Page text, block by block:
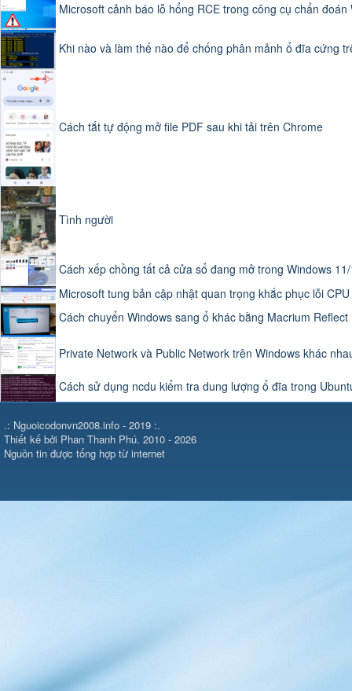
Microsoft cảnh báo lỗ hổng RCE trong công cụ chẩn đoán
Khi nào và làm thế nào để chống phân mảnh ổ đĩa cứng
Cách tắt tự động mở file PDF sau khi tải trên Chrome
Tình người
Cách xếp chồng tất cả cửa sổ đang mở trong Windows
Microsoft tung bản cập nhật quan trọng khắc phục lỗi
Cách chuyển Windows sang ổ khác bằng Macrium Reflect
Private Network và Public Network trên Windows khác
Cách sử dụng ncdu kiểm tra dung lượng ổ đĩa trong
.: Nguoicodonvn2008.info - 2019 :.
Thiết kế bởi Phan Thanh Phú. 2010 - 2026
Nguồn tin được tổng hợp từ internet